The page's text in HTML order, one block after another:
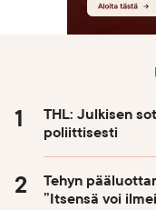
THL: Julkisen
poliittisesti
Tehyn
”Itsensä voi